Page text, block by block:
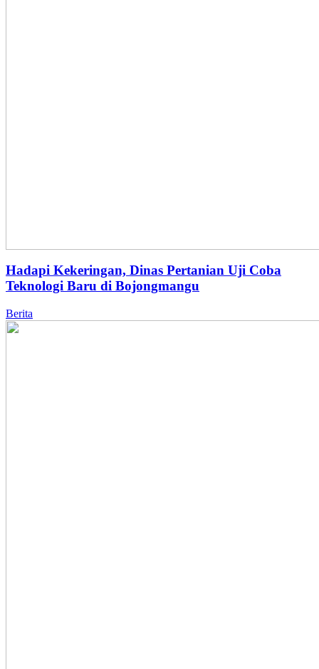
Hadapi Kekeringan, Dinas Pertanian Uji Coba
Teknologi Baru di Bojongmangu
Berita